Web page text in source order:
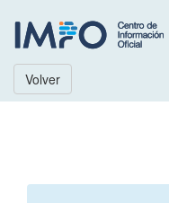
Volver